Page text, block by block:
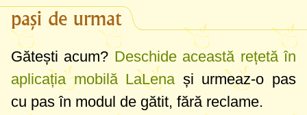
pași de urmat
Gătești acum? Deschide această rețetă în
aplicația mobilă LaLena și urmeaz-o pas
cu pas în modul de gătit, fără reclame.